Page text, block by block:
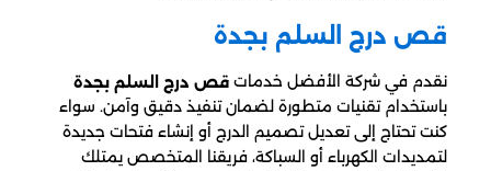
قص درج السلم بجدة
نقدم في شركة الأفضل خدمات قص درج السلم بجدة
باستخدام تقنيات متطورة لضمان تنفيذ دقيق وآمن. سواء
كنت تحتاج إلى تعديل تصميم الدرج أو إنشاء فتحات جديدة
لتمديدات الكهرباء أو السباكة، فريقنا المتخصص يمتلك